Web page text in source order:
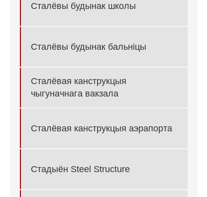
Сталёвы будынак школы
Сталёвы будынак бальніцы
Сталёвая канструкцыя
чыгуначнага вакзала
Сталёвая канструкцыя аэрапорта
Стадыён Steel Structure